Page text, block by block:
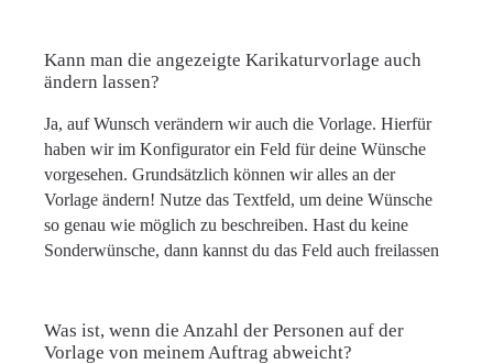
Kann man die angezeigte Karikaturvorlage auch
ändern lassen?
Ja, auf Wunsch verändern wir auch die Vorlage. Hierfür
haben wir im Konfigurator ein Feld für deine Wünsche
vorgesehen. Grundsätzlich können wir alles an der
Vorlage ändern! Nutze das Textfeld, um deine Wünsche
so genau wie möglich zu beschreiben. Hast du keine
Sonderwünsche, dann kannst du das Feld auch freilassen
Was ist, wenn die Anzahl der Personen auf der
Vorlage von meinem Auftrag abweicht?